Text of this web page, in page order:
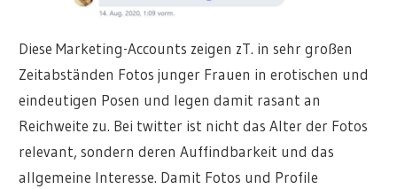
Diese Marketing-Accounts zeigen zT. in sehr großen
Zeitabständen Fotos junger Frauen in erotischen und
eindeutigen Posen und legen damit rasant an
Reichweite zu. Bei twitter ist nicht das Alter der Fotos
relevant, sondern deren Auffindbarkeit und das
allgemeine Interesse. Damit Fotos und Profile